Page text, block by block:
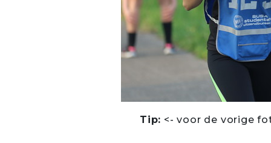
Tip: <- voor de vorige